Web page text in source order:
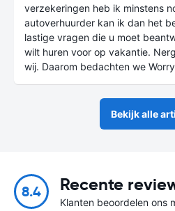
verzekeringen heb ik minstens
autoverhuurder kan ik dan het
lastige vragen die u moet
wilt huren voor op vakantie.
wij. Daarom bedachten we
Bekijk alle
8.4 Recente
Klanten beoordelen ons